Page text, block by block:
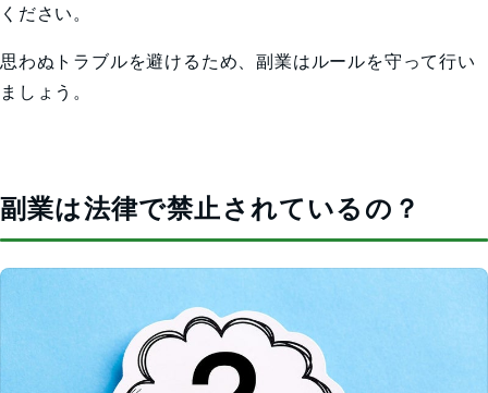
ください。
思わぬトラブルを避けるため、副業はルールを守って行い
ましょう。
副業は法律で禁止されているの？